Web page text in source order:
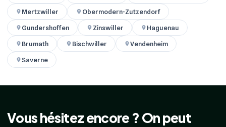
Mertzwiller
Obermodern-Zutzendorf
Gundershoffen
Zinswiller
Haguenau
Brumath
Bischwiller
Vendenheim
Saverne
Vous hésitez encore ? On peut